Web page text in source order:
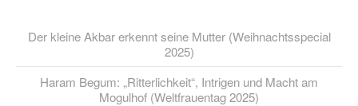
Der kleine Akbar erkennt seine Mutter (Weihnachtsspecial
2025)
Haram Begum: „Ritterlichkeit“, Intrigen und Macht am
Mogulhof (Weltfrauentag 2025)